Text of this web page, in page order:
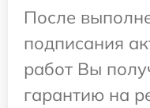
После
подписания
работ Вы
гарантию на